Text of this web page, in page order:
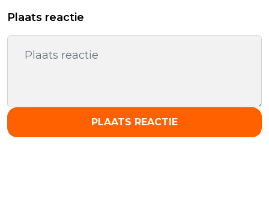
Plaats reactie
PLAATS REACTIE